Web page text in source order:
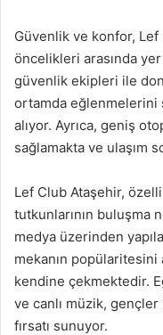
Güvenlik ve konfor,
öncelikleri arasında
güvenlik ekipleri ile
ortamda eğlenmelerini
alıyor. Ayrıca, geniş
sağlamakta ve ulaşım
Lef Club Ataşehir,
tutkunlarının buluşma
medya üzerinden
mekanın popülaritesini
kendine çekmektedir.
ve canlı müzik,
fırsatı sunuyor.